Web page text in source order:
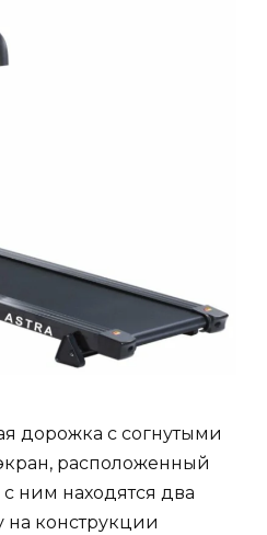
дорожка с согнутыми
расположенный
ним находятся два
на конструкции